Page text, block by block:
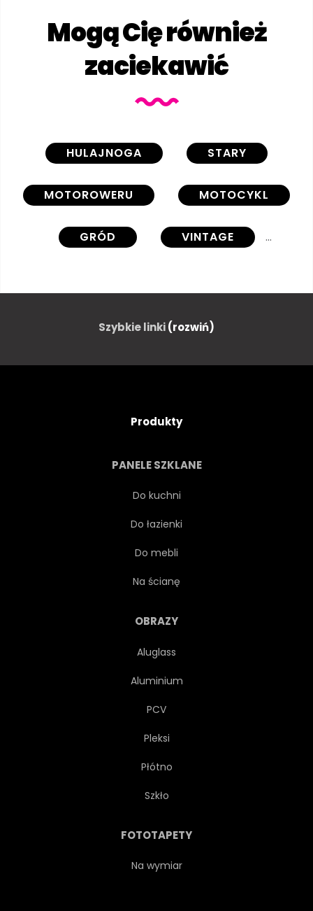
Mogą Cię również
zaciekawić
HULAJNOGA STARY
MOTOROWERU MOTOCYKL
GRÓD VINTAGE
MOTOCYKL RETRO
KAWIARNIA ZAPARKOWANYCH
PRZEWÓZ
EUROPEJSKIEJ
ARCHITEKTURA
Szybkie linki(rozwiń)
Produkty
PANELE SZKLANE
Do kuchni
Do łazienki
Do mebli
Na ścianę
OBRAZY
Aluglass
Aluminium
PCV
Pleksi
Płótno
Szkło
FOTOTAPETY
Na wymiar